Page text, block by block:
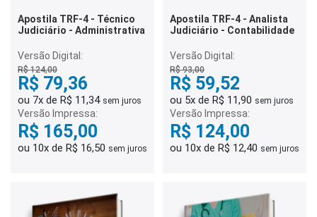
Apostila TRF-4 - Técnico
Judiciário - Administrativa
Versão Digital:
R$ 124,00
R$ 79,36
ou 7x de R$ 11,34 sem juros
Versão Impressa:
R$ 165,00
ou 10x de R$ 16,50 sem juros
Apostila TRF-4 - Analista
Judiciário - Contabilidade
Versão Digital:
R$ 93,00
R$ 59,52
ou 5x de R$ 11,90 sem juros
Versão Impressa:
R$ 124,00
ou 10x de R$ 12,40 sem juros